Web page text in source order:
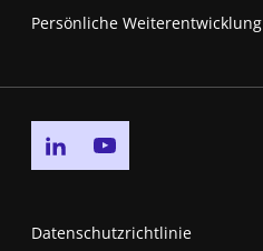
Persönliche Weiterentwicklung
Go to linkedin page
Datenschutzrichtlinie